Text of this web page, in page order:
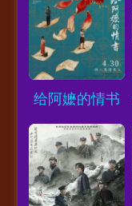
Loading...
给阿嬷的情书